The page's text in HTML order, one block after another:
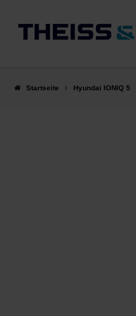
Hauptinhalt
Startseite Hyundai IONIQ 5